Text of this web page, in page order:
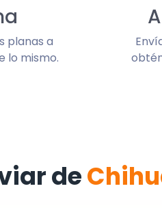
planas a
lo mismo.
de